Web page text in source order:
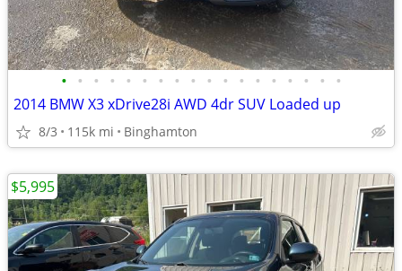
• • • • • • • • • • • • • • • • • •
2014 BMW X3 xDrive28i AWD 4dr SUV Loaded up
8/3 115k mi Binghamton
$5,995